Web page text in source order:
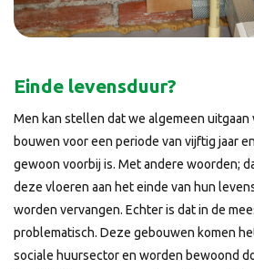
Einde levensduur?
Men kan stellen dat we algemeen uitgaan
bouwen voor een periode van vijftig jaar
gewoon voorbij is. Met andere woorden;
deze vloeren aan het einde van hun
worden vervangen. Echter is dat in de
problematisch. Deze gebouwen komen
sociale huursector en worden bewoond